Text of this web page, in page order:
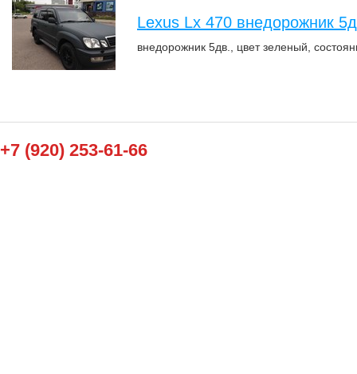
Lexus Lx 470 внедорожник
внедорожник 5дв., цвет зеленый,
+7 (920) 253-61-66